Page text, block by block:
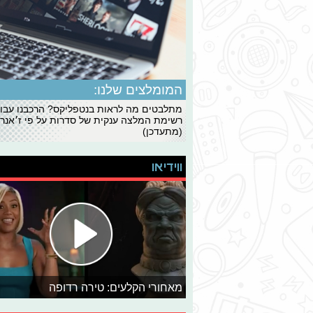
המומלצים שלנו:
מתלבטים מה לראות בנטפליקס? הרכבנו
רשימת המלצה ענקית של סדרות על פי
(מתעדכן)
ווידיאו
מאחורי הקלעים: טירה רדופה